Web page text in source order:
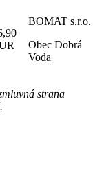
BOMAT s.r.o.
Obec Dobrá
Voda
strana